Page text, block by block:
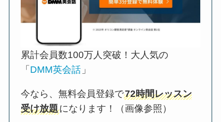
累計会員数100万人突破！大人気の
「 DMM英会話 」
今なら、無料会員登録で72時間レッスン
受け放題になります！（画像参照）